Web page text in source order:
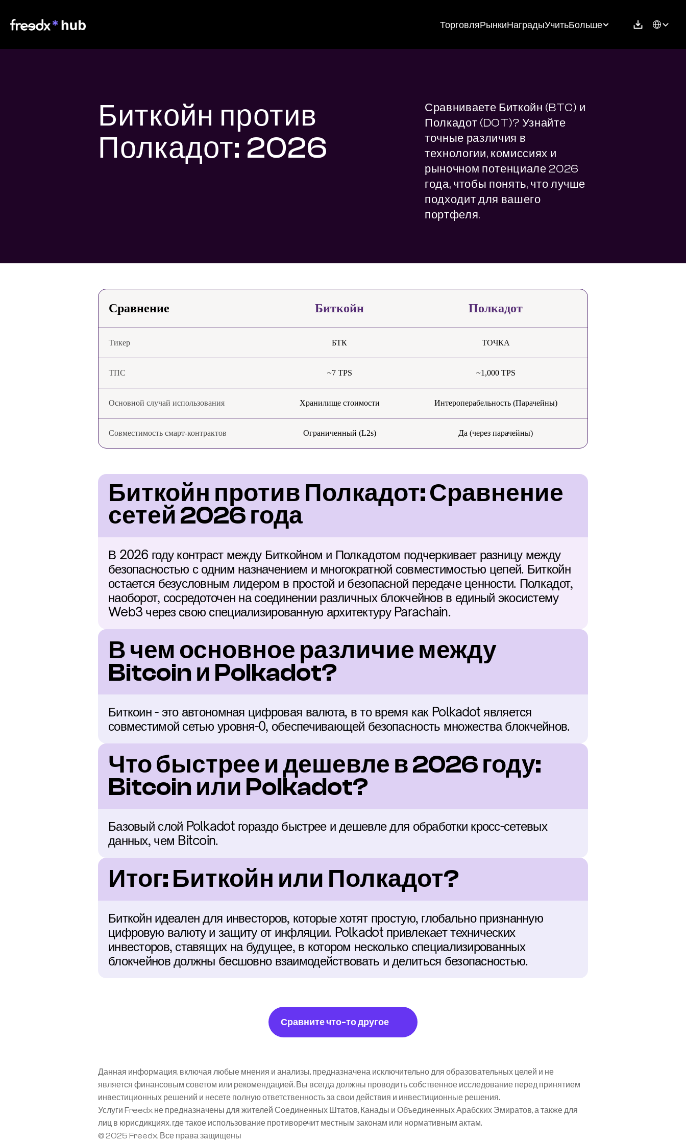
ТорговляРынкиНаградыУчитьБольше Select
Биткойн против
Полкадот: 2026
Сравниваете Биткойн (BTC) и
Полкадот (DOT)? Узнайте
точные различия в
технологии, комиссиях и
рыночном потенциале 2026
года, чтобы понять, что лучше
подходит для вашего
портфеля.
Сравнение Биткойн Полкадот
Тикер БТК ТОЧКА
ТПС ~7 TPS ~1,000 TPS
Основной случай использования Хранилище стоимости Интероперабельность (Парачейны)
Совместимость смарт-контрактов Ограниченный (L2s) Да (через парачейны)
Биткойн против Полкадот: Сравнение
сетей 2026 года
В 2026 году контраст между Биткойном и Полкадотом подчеркивает разницу между
безопасностью с одним назначением и многократной совместимостью цепей. Биткойн
остается безусловным лидером в простой и безопасной передаче ценности. Полкадот,
наоборот, сосредоточен на соединении различных блокчейнов в единый экосистему
Web3 через свою специализированную архитектуру Parachain.
В чем основное различие между
Bitcoin и Polkadot?
Биткоин - это автономная цифровая валюта, в то время как Polkadot является
совместимой сетью уровня-0, обеспечивающей безопасность множества блокчейнов.
Что быстрее и дешевле в 2026 году:
Bitcoin или Polkadot?
Базовый слой Polkadot гораздо быстрее и дешевле для обработки кросс-сетевых
данных, чем Bitcoin.
Итог: Биткойн или Полкадот?
Биткойн идеален для инвесторов, которые хотят простую, глобально признанную
цифровую валюту и защиту от инфляции. Polkadot привлекает технических
инвесторов, ставящих на будущее, в котором несколько специализированных
блокчейнов должны бесшовно взаимодействовать и делиться безопасностью.
Сравните что-то другое
Данная информация, включая любые мнения и анализы, предназначена исключительно для образовательных целей и не
является финансовым советом или рекомендацией. Вы всегда должны проводить собственное исследование перед принятием
инвестиционных решений и несете полную ответственность за свои действия и инвестиционные решения.
Услуги Freedx не предназначены для жителей Соединенных Штатов, Канады и Объединенных Арабских Эмиратов, а также для
лиц в юрисдикциях, где такое использование противоречит местным законам или нормативным актам.
© 2025 Freedx, Все права защищены